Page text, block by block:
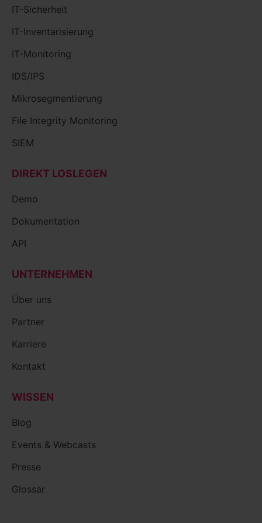
IT-Sicherheit
IT-Inventarisierung
IT-Monitoring
IDS/IPS
Mikrosegmentierung
File Integrity Monitoring
SIEM
DIREKT LOSLEGEN
Demo
Dokumentation
API
UNTERNEHMEN
Über uns
Partner
Karriere
Kontakt
WISSEN
Blog
Events & Webcasts
Presse
Glossar